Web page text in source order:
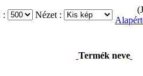
: Nézet :
Termék neve